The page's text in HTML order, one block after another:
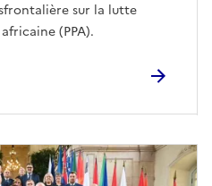
sur la lutte
(PPA).